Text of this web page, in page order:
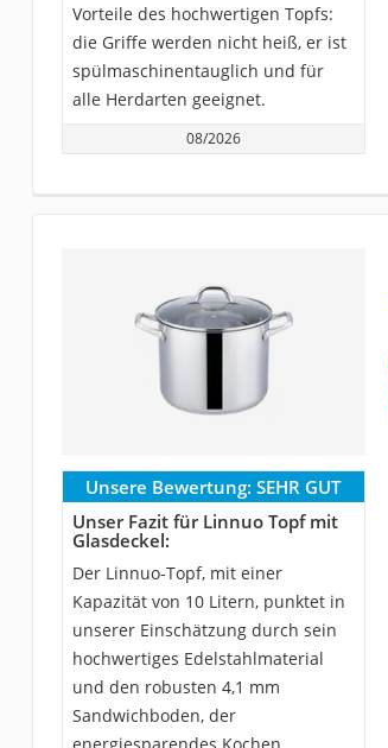
Vorteile des hochwertigen Topfs:
die Griffe werden nicht heiß, er ist
spülmaschinentauglich und für
alle Herdarten geeignet.
08/2026
Unsere Bewertung: SEHR GUT
Unser Fazit für Linnuo Topf mit
Glasdeckel:
Der Linnuo-Topf, mit einer
Kapazität von 10 Litern, punktet in
unserer Einschätzung durch sein
hochwertiges Edelstahlmaterial
und den robusten 4,1 mm
Sandwichboden, der